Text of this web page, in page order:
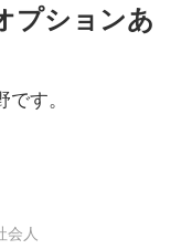
プションあ
す。
会人